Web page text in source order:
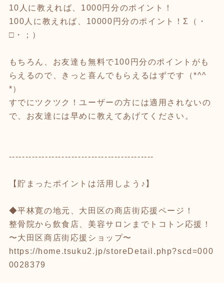
10人に教えれば、1000円分のポイント！
100人に教えれば、10000円分のポイント！Σ（・
□・；）
もちろん、お友達も無料で100円分のポイントがも
らえるので、きっと喜んでもらえるはずです（*^^
*）
すでにツクツク！ユーザーの方には適用されないの
で、お友達には早めに教えてあげてください。
--------------------------------------------
【貯まったポイントは活用しよう♪】
◆平林寛の地元、大田区の商店街応援ページ！
整骨院から飲食店、美容サロンまでトコトン応援！
〜大田区商店街応援ショップ〜
https://home.tsuku2.jp/storeDetail.php?scd=000
0028379